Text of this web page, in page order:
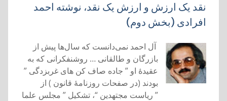
نقد یک ارزش و ارزش یک نقد، نوشته احمد
افرادی (بخش دوم)
آل احمد نمی‌دانست که سال‌ها پیش از
بازرگان و طالقانی … روشنفکرانی که به
عقیدهٔ او ” جاده صاف کن های غربزدگی ”
بودند (در صفحات روزنامهٔ قانون ) از
” ریاست مجتهدین “، تشکیل ” مجلس علما